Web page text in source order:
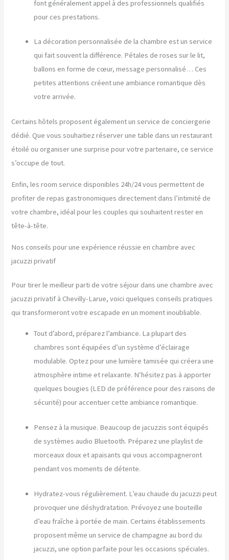
font généralement appel à des professionnels qualifiés
pour ces prestations.
La décoration personnalisée de la chambre est un service
qui fait souvent la différence. Pétales de roses sur le lit,
ballons en forme de cœur, message personnalisé… Ces
petites attentions créent une ambiance romantique dès
votre arrivée.
Certains hôtels proposent également un service de conciergerie
dédié. Que vous souhaitiez réserver une table dans un restaurant
étoilé ou organiser une surprise pour votre partenaire, ce service
s’occupe de tout.
Enfin, les room service disponibles 24h/24 vous permettent de
profiter de repas gastronomiques directement dans l’intimité de
votre chambre, idéal pour les couples qui souhaitent rester en
tête-à-tête.
Nos conseils pour une expérience réussie en chambre avec
jacuzzi privatif
Pour tirer le meilleur parti de votre séjour dans une chambre avec
jacuzzi privatif à Chevilly-Larue, voici quelques conseils pratiques
qui transformeront votre escapade en un moment inoubliable.
Tout d’abord, préparez l’ambiance. La plupart des
chambres sont équipées d’un système d’éclairage
modulable. Optez pour une lumière tamisée qui créera une
atmosphère intime et relaxante. N’hésitez pas à apporter
quelques bougies (LED de préférence pour des raisons de
sécurité) pour accentuer cette ambiance romantique.
Pensez à la musique. Beaucoup de jacuzzis sont équipés
de systèmes audio Bluetooth. Préparez une playlist de
morceaux doux et apaisants qui vous accompagneront
pendant vos moments de détente.
Hydratez-vous régulièrement. L’eau chaude du jacuzzi peut
provoquer une déshydratation. Prévoyez une bouteille
d’eau fraîche à portée de main. Certains établissements
proposent même un service de champagne au bord du
jacuzzi, une option parfaite pour les occasions spéciales.